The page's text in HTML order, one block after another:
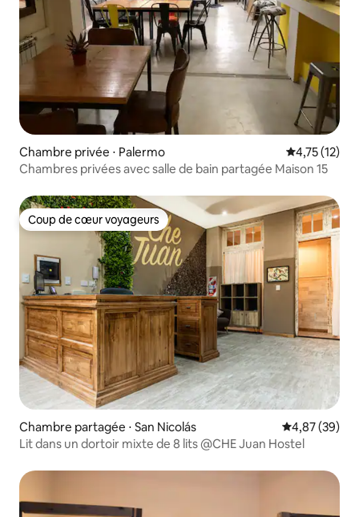
Chambre privée ⋅ Palermo Évaluation
4,75 (12)
Chambres privées avec salle de bain partagée Maison 15
Coup de cœur voyageurs
Coup de cœur voyageurs
Chambre partagée ⋅ San Nicolás Évaluation
4,87 (39)
Lit dans un dortoir mixte de 8 lits @CHE Juan Hostel